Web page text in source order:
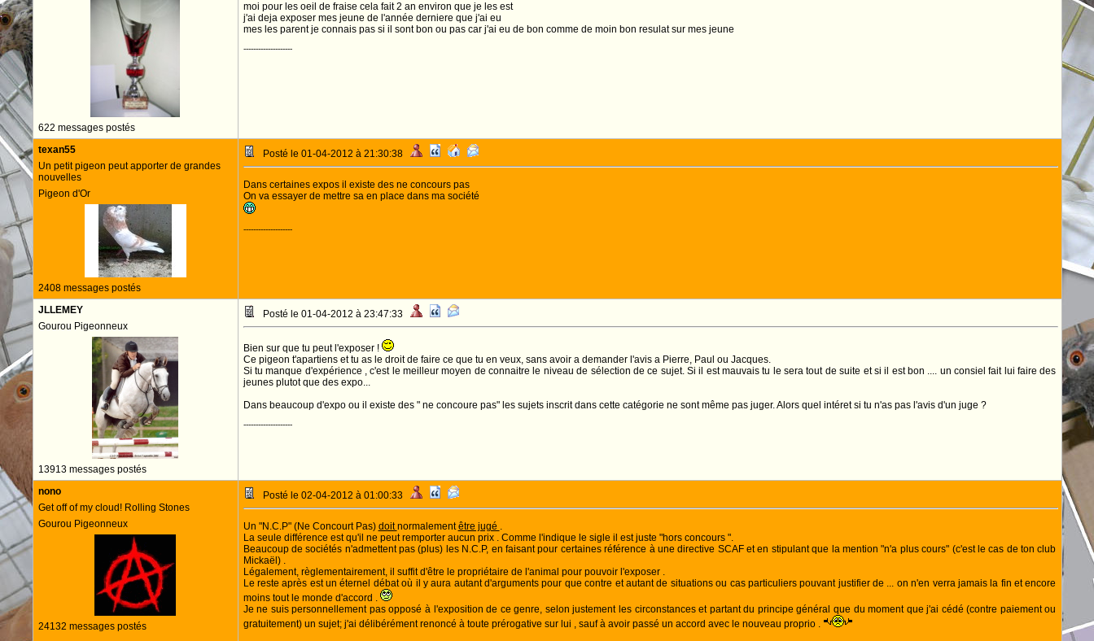
622 messages postés
moi pour les oeil de fraise cela fait 2 an environ que je les est
j'ai deja exposer mes jeune de l'année derniere que j'ai eu
mes les parent je connais pas si il sont bon ou pas car j'ai eu de bon comme de moin bon resulat sur mes jeune
--------------------
texan55
Un petit pigeon peut apporter de grandes
nouvelles
Pigeon d'Or
2408 messages postés
Posté le 01-04-2012 à 21:30:38
Dans certaines expos il existe des ne concours pas
On va essayer de mettre sa en place dans ma société
--------------------
JLLEMEY
Gourou Pigeonneux
13913 messages postés
Posté le 01-04-2012 à 23:47:33
Bien sur que tu peut l'exposer !
Ce pigeon t'apartiens et tu as le droit de faire ce que tu en veux, sans avoir a demander l'avis a Pierre, Paul ou Jacques.
Si tu manque d'expérience , c'est le meilleur moyen de connaitre le niveau de sélection de ce sujet. Si il est mauvais tu le sera tout de suite et si il est bon .... un consiel fait lui faire des
jeunes plutot que des expo...
Dans beaucoup d'expo ou il existe des " ne concoure pas" les sujets inscrit dans cette catégorie ne sont même pas juger. Alors quel intéret si tu n'as pas l'avis d'un juge ?
--------------------
nono
Get off of my cloud! Rolling Stones
Gourou Pigeonneux
24132 messages postés
Posté le 02-04-2012 à 01:00:33
Un "N.C.P" (Ne Concourt Pas) doitnormalementêtre jugé .
La seule différence est qu'il ne peut remporter aucun prix . Comme l'indique le sigle il est juste "hors concours ".
Beaucoup de sociétés n'admettent pas (plus) les N.C.P, en faisant pour certaines référence à une directive SCAF et en stipulant que la mention "n'a plus cours" (c'est le cas de ton club
Mickaël) .
Légalement, règlementairement, il suffit d'être le propriétaire de l'animal pour pouvoir l'exposer .
Le reste après est un éternel débat où il y aura autant d'arguments pour que contre et autant de situations ou cas particuliers pouvant justifier de ... on n'en verra jamais la fin et encore
moins tout le monde d'accord .
Je ne suis personnellement pas opposé à l'exposition de ce genre, selon justement les circonstances et partant du principe général que du moment que j'ai cédé (contre paiement ou
gratuitement) un sujet; j'ai délibérément renoncé à toute prérogative sur lui , sauf à avoir passé un accord avec le nouveau proprio .